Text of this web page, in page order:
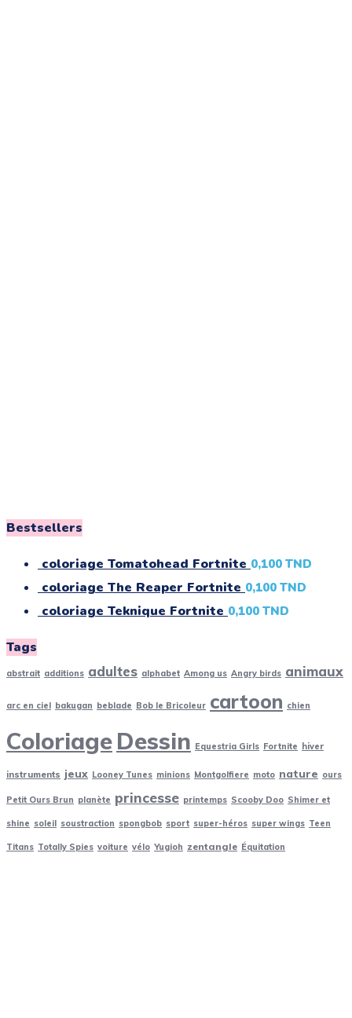
Bestsellers
coloriage Tomatohead Fortnite 0,100 TND
coloriage The Reaper Fortnite 0,100 TND
coloriage Teknique Fortnite 0,100 TND
Tags
abstrait additions adultes alphabet Among us Angry birds animaux
arc en ciel bakugan beblade Bob le Bricoleur cartoon chien
ColoriageDessin Equestria Girls Fortnite hiver
instruments jeux Looney Tunes minions Montgolfiere moto nature ours
Petit Ours Brun planète princesse printemps Scooby Doo Shimer et
shine soleil soustraction spongbob sport super-héros super wings Teen
Titans Totally Spies voiture vélo Yugioh zentangle Équitation